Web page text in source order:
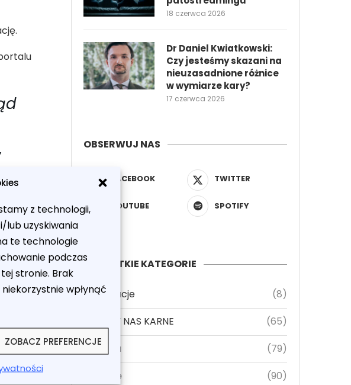
z technologii,
lub uzyskiwania
te technologie
podczas
stronie. Brak
wpłynąć
ZOBACZ PREFERENCJE
hab.
,
–M.
18 czerwca 2026
Dr Daniel Kwiatkowski:
Czy jesteśmy skazani na
nieuzasadnione różnice
w wymiarze kary?
17 czerwca 2026
OBSERWUJ NAS
FACEBOOK TWITTER
YOUTUBE SPOTIFY
WSZYSTKIE KATEGORIE
Ilustracje
(8)
ŁĄCZY NAS KARNE
(65)
Nauka
(79)
Opinie
(90)